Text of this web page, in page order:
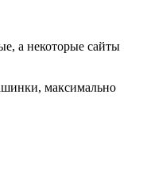
а некоторые сайты
максимально